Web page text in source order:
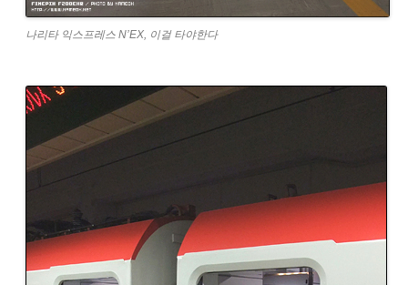
나리타 익스프레스 N’EX, 이걸 타야한다